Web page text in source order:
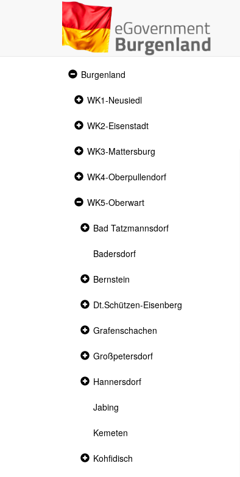
Expanded
section
Burgenland
Collapsed
WK1-Neusiedl
Collapsed
WK2-Eisenstadt
Collapsed
WK3-Mattersburg
Collapsed
WK4-Oberpullendorf
Expanded
WK5-Oberwart
Collapsed
Bad Tatzmannsdorf
Badersdorf
Collapsed
Bernstein
Collapsed
Dt.Schützen-Eisenberg
Collapsed
Grafenschachen
Collapsed
section
Großpetersdorf
Collapsed
Hannersdorf
Jabing
Kemeten
Collapsed
Kohfidisch